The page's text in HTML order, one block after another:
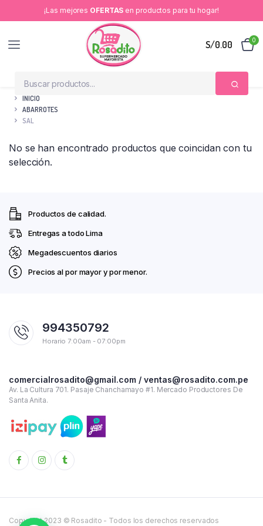
¡Las mejores OFERTAS en productos para tu hogar!
S/0.00 0
INICIO
ABARROTES
SAL
No se han encontrado productos que coincidan con tu
selección.
Productos de calidad.
Entregas a todo Lima
Megadescuentos diarios
Precios al por mayor y por menor.
994350792
Horario 7:00am - 07:00pm
comercialrosadito@gmail.com / ventas@rosadito.com.pe
Av. La Cultura 701. Pasaje Chanchamayo #1. Mercado Productores De
Santa Anita.
Copyright 2023 © Rosadito - Todos los derechos reservados